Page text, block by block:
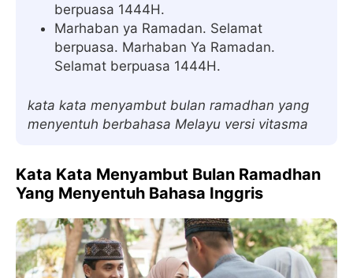
berpuasa 1444H.
Marhaban ya Ramadan. Selamat
berpuasa. Marhaban Ya Ramadan.
Selamat berpuasa 1444H.
kata kata menyambut bulan ramadhan yang
menyentuh berbahasa Melayu versi vitasma
Kata Kata Menyambut Bulan Ramadhan
Yang Menyentuh Bahasa Inggris